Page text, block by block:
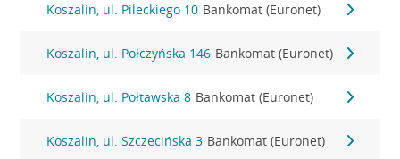
Koszalin, ul. Pileckiego 10 Bankomat (Euronet)
Koszalin, ul. Połczyńska 146 Bankomat (Euronet)
Koszalin, ul. Połtawska 8 Bankomat (Euronet)
Koszalin, ul. Szczecińska 3 Bankomat (Euronet)